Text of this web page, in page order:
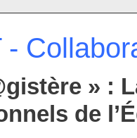
-
» :
de